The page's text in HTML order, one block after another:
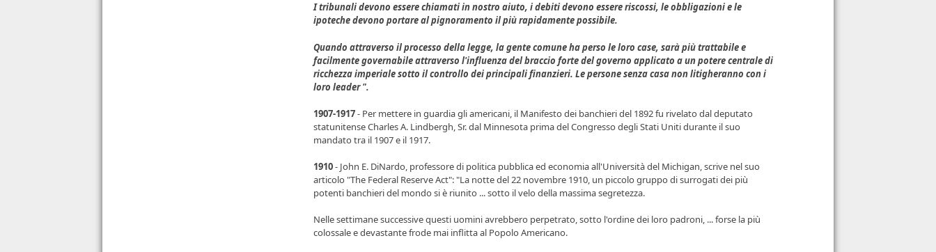
I tribunali devono essere chiamati in nostro aiuto, i debiti devono essere riscossi, le obbligazioni e le
ipoteche devono portare al pignoramento il più rapidamente possibile.
Quando attraverso il processo della legge, la gente comune ha perso le loro case, sarà più trattabile e
facilmente governabile attraverso l'influenza del braccio forte del governo applicato a un potere centrale di
ricchezza imperiale sotto il controllo dei principali finanzieri. Le persone senza casa non litigheranno con i
loro leader ".
1907-1917- Per mettere in guardia gli americani, il Manifesto dei banchieri del 1892 fu rivelato dal deputato
statunitense Charles A. Lindbergh, Sr. dal Minnesota prima del Congresso degli Stati Uniti durante il suo
mandato tra il 1907 e il 1917.
1910- John E. DiNardo, professore di politica pubblica ed economia all'Università del Michigan, scrive nel suo
articolo "The Federal Reserve Act": "La notte del 22 novembre 1910, un piccolo gruppo di surrogati dei più
potenti banchieri del mondo si è riunito ... sotto il velo della massima segretezza.
Nelle settimane successive questi uomini avrebbero perpetrato, sotto l'ordine dei loro padroni, ... forse la più
colossale e devastante frode mai inflitta al Popolo Americano.